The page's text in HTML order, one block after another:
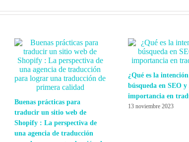
Buenas prácticas para
traducir un sitio web de
Shopify : La perspectiva de
una agencia de traducción
¿Qué es la
búsqueda en SEO y
importancia en
13 noviembre 2023